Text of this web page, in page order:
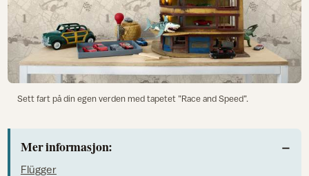
Sett fart på din egen verden med tapetet ”Race and Speed”.
Mer informasjon:
Flügger